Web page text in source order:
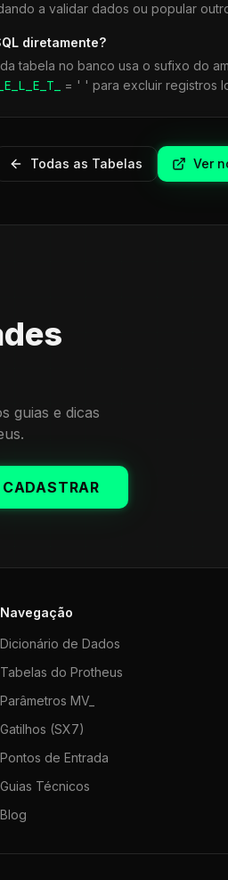
a validar dados ou popular
diretamente?
tabela no banco usa o sufixo do
= ' ' para excluir registros
Todas as Tabelas Ver
guias e dicas
CADASTRAR
Navegação
Dicionário de Dados
Tabelas do Protheus
Parâmetros MV_
Gatilhos (SX7)
Pontos de Entrada
Guias Técnicos
Blog